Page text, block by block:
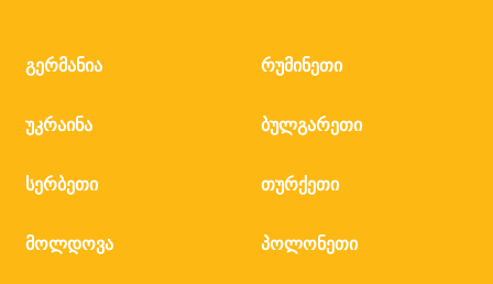
გერმანია რუმინეთი
უკრაინა ბულგარეთი
სერბეთი თურქეთი
მოლდოვა პოლონეთი